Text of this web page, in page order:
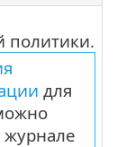
политики.
для
журнале